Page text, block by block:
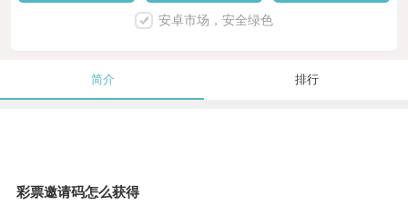
安卓市场，安全绿色
简介 排行
彩票邀请码怎么获得